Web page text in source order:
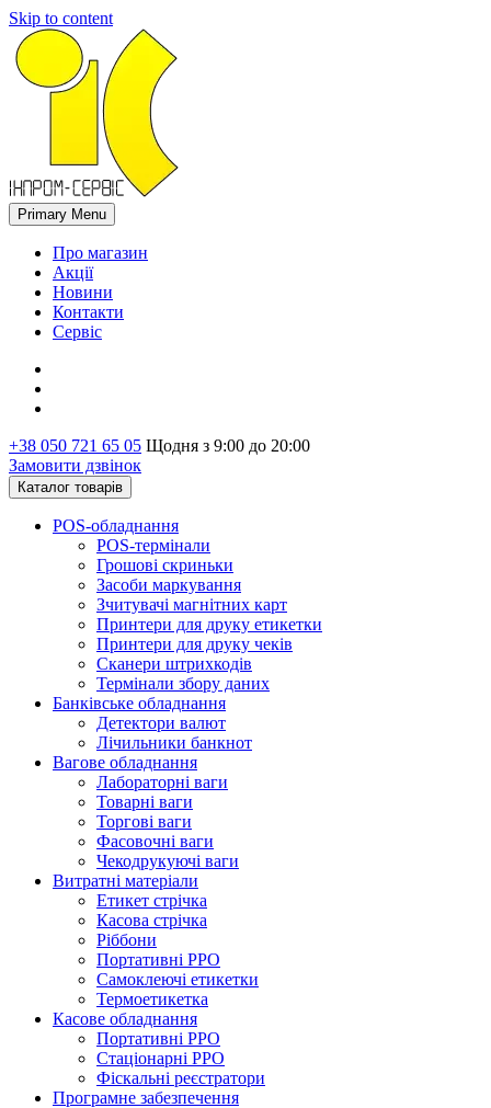
Skip to content
Primary Menu
Про магазин
Акції
Новини
Контакти
Сервіс
+38 050 721 65 05 Щодня з 9:00 до 20:00
Замовити дзвінок
Каталог товарів
POS-обладнання
POS-термінали
Грошові скриньки
Засоби маркування
Зчитувачі магнітних карт
Принтери для друку етикетки
Принтери для друку чеків
Сканери штрихкодів
Термінали збору даних
Банківське обладнання
Детектори валют
Лічильники банкнот
Вагове обладнання
Лабораторні ваги
Товарні ваги
Торгові ваги
Фасовочні ваги
Чекодрукуючі ваги
Витратні матеріали
Етикет стрічка
Касова стрічка
Ріббони
Портативні PPO
Самоклеючі етикетки
Термоетикетка
Касове обладнання
Портативні PPO
Стаціонарні PPO
Фіскальні реєстратори
Програмне забезпечення